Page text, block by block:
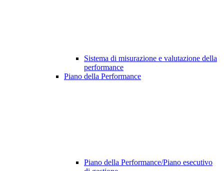
Sistema di misurazione e valutazione della
performance
Piano della Performance
Piano della Performance/Piano esecutivo